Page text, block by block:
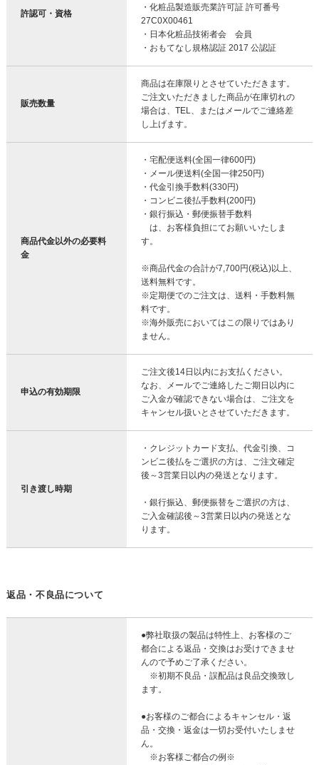
許認可・資格
・化粧品製造販売業許可証 許可番号
27C0X00461
・日本化粧品技術者会 会員
・おもてなし規格認証 2017 公認証
販売数量
商品は在庫限りとさせていただきます。
ご注文いただきました商品が在庫切れの
場合は、TEL、またはメールでご連絡差
し上げます。
商品代金以外の必要料
金
・宅配便送料(全国一律600円)
・メール便送料(全国一律250円)
・代金引換手数料(330円)
・コンビニ後払手数料(200円)
・銀行振込・郵便振替手数料
は、お客様負担にてお願いいたしま
す。
※商品代金の合計が7,700円(税込)以上、
送料無料です。
※定期便でのご注文は、送料・手数料無
料です。
※海外販売においてはこの限りではあり
ません。
申込の有効期限
ご注文後14日以内にお支払ください。
なお、メールでご連絡したご期日以内に
ご入金が確認できない場合は、ご注文を
キャンセル扱いとさせていただきます。
引き渡し時期
・クレジットカード支払、代金引換、コ
ンビニ後払をご選択の方は、ご注文確定
後～3営業日以内の発送となります。
・銀行振込、郵便振替をご選択の方は、
ご入金確認後～3営業日以内の発送とな
ります。
返品・不良品について
●弊社取扱の製品は特性上、お客様のご
都合による返品・交換はお受けできませ
んので予めご了承ください。
※初期不良品・誤配品は良品交換致し
ます。
●お客様のご都合によるキャンセル・返
品・交換・返金は一切お受付いたしませ
ん。
※お客様ご都合の例※